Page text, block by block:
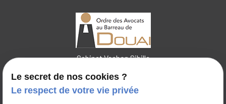
Cabinet Vachon Sibille
Le secret de nos cookies ?
Le respect de votre vie privée